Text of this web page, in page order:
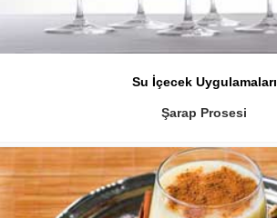
Su İçecek Uygulamaları
Şarap Prosesi